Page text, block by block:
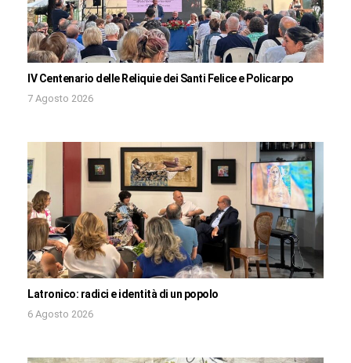
IV Centenario delle Reliquie dei Santi Felice e Policarpo
7 Agosto 2026
Latronico: radici e identità di un popolo
6 Agosto 2026